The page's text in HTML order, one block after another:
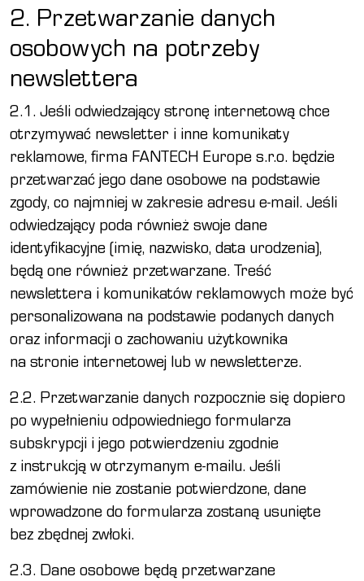
2. Przetwarzanie danych
osobowych na potrzeby
newslettera
2.1. Jeśli odwiedzający stronę internetową chce
otrzymywać newsletter i inne komunikaty
reklamowe, firma FANTECH Europe s.r.o. będzie
przetwarzać jego dane osobowe na podstawie
zgody, co najmniej w zakresie adresu e-mail. Jeśli
odwiedzający poda również swoje dane
identyfikacyjne (imię, nazwisko, data urodzenia),
będą one również przetwarzane. Treść
newslettera i komunikatów reklamowych może być
personalizowana na podstawie podanych danych
oraz informacji o zachowaniu użytkownika
na stronie internetowej lub w newsletterze.
2.2. Przetwarzanie danych rozpocznie się dopiero
po wypełnieniu odpowiedniego formularza
subskrypcji i jego potwierdzeniu zgodnie
z instrukcją w otrzymanym e-mailu. Jeśli
zamówienie nie zostanie potwierdzone, dane
wprowadzone do formularza zostaną usunięte
bez zbędnej zwłoki.
2.3. Dane osobowe będą przetwarzane